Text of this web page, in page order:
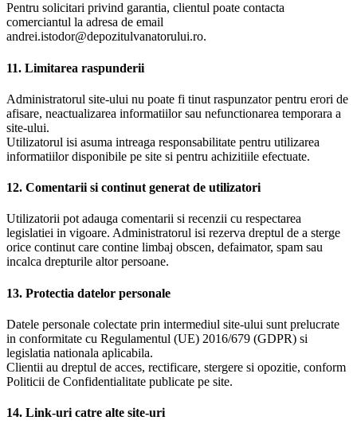
Pentru solicitari privind garantia, clientul poate contacta
comerciantul la adresa de email
andrei.istodor@depozitulvanatorului.ro.
11. Limitarea raspunderii
Administratorul site-ului nu poate fi tinut raspunzator pentru erori de
afisare, neactualizarea informatiilor sau nefunctionarea temporara a
site-ului.
Utilizatorul isi asuma intreaga responsabilitate pentru utilizarea
informatiilor disponibile pe site si pentru achizitiile efectuate.
12. Comentarii si continut generat de utilizatori
Utilizatorii pot adauga comentarii si recenzii cu respectarea
legislatiei in vigoare. Administratorul isi rezerva dreptul de a sterge
orice continut care contine limbaj obscen, defaimator, spam sau
incalca drepturile altor persoane.
13. Protectia datelor personale
Datele personale colectate prin intermediul site-ului sunt prelucrate
in conformitate cu Regulamentul (UE) 2016/679 (GDPR) si
legislatia nationala aplicabila.
Clientii au dreptul de acces, rectificare, stergere si opozitie, conform
Politicii de Confidentialitate publicate pe site.
14. Link-uri catre alte site-uri